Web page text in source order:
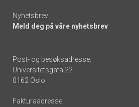
Nyhetsbrev:
Meld deg på våre nyhetsbrev
Post- og besøksadresse:
Universitetsgata 22
0162 Oslo
Fakturaadresse: